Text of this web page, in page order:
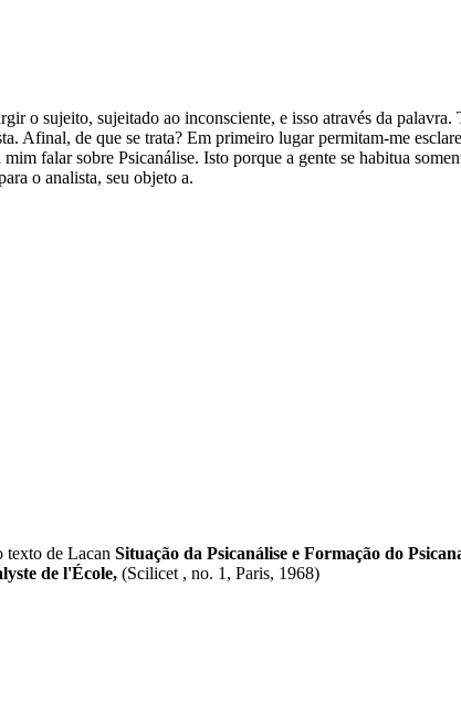
o sujeito, sujeitado ao inconsciente, e isso através da palavra.
Afinal, de que se trata? Em primeiro lugar permitam-me
falar sobre Psicanálise. Isto porque a gente se habitua
o analista, seu objeto a.
texto de Lacan Situação da Psicanálise e Formação do
de l'École, (Scilicet , no. 1, Paris, 1968)